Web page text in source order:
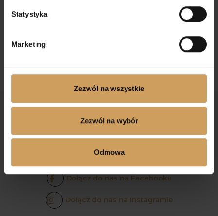
Statystyka
Marketing
Zezwól na wszystkie
Zezwól na wybór
Odmowa
rękę 3
Gałązka komunijna 11
Dołącz do nas na Facebooku
Dołącz do nas na Instagramie